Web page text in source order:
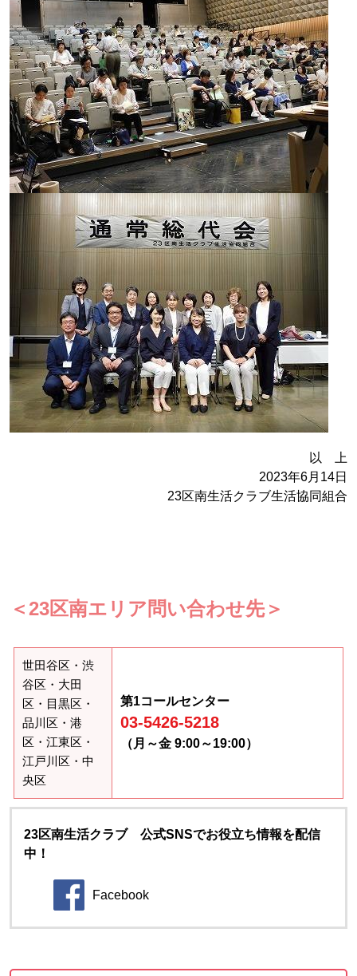
以 上
2023年6月14日
23区南生活クラブ生活協同組合
＜23区南エリア問い合わせ先＞
世田谷区・渋
谷区・大田
区・目黒区・
品川区・港
区・江東区・
江戸川区・中
央区
第1コールセンター
03-5426-5218
（月～金 9:00～19:00）
23区南生活クラブ 公式SNSでお役立ち情報を配信
中！
Facebook
別のウィンドウで開きます。